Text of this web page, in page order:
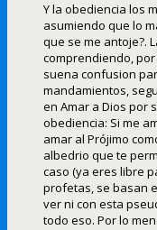
Y la obediencia los
asumiendo que lo
que se me antoje?.
comprendiendo,
suena confusion
mandamientos,
en Amar a Dios por
obediencia: Si me
amar al Prójimo
albedrio que te
caso (ya eres libre
profetas, se basan
ver ni con esta
todo eso. Por lo